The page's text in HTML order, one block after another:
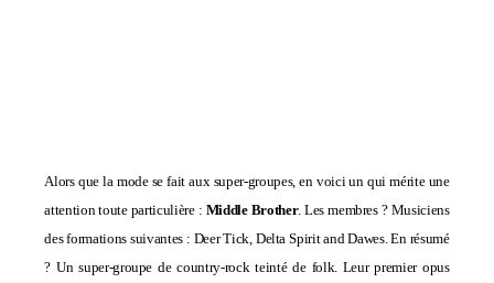
Alors que la mode se fait aux super-groupes, en voici un qui mérite une
attention toute particulière : Middle Brother. Les membres ? Musiciens
des formations suivantes : Deer Tick, Delta Spiritand Dawes. En résumé
? Un super-groupe de country-rock teinté de folk. Leur premier opus